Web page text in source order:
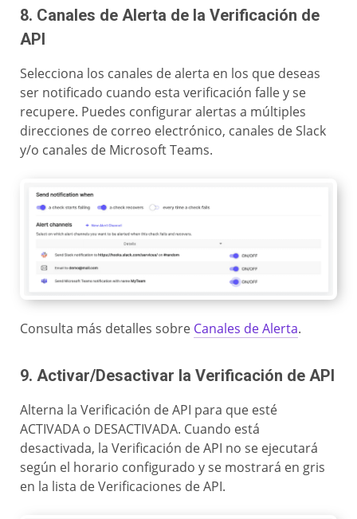
8. Canales de Alerta de la Verificación de
API
Selecciona los canales de alerta en los que deseas
ser notificado cuando esta verificación falle y se
recupere. Puedes configurar alertas a múltiples
direcciones de correo electrónico, canales de Slack
y/o canales de Microsoft Teams.
Consulta más detalles sobre Canales de Alerta.
9. Activar/Desactivar la Verificación de API
Alterna la Verificación de API para que esté
ACTIVADA o DESACTIVADA. Cuando está
desactivada, la Verificación de API no se ejecutará
según el horario configurado y se mostrará en gris
en la lista de Verificaciones de API.